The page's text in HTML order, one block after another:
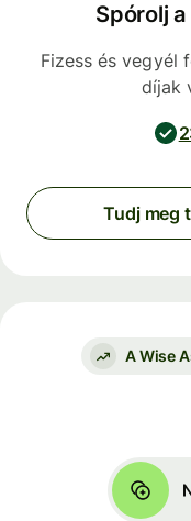
Spórolj
Fizess és vegyél
díjak
Tudj meg
A Wise